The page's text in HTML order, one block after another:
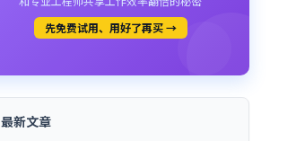
先免费试用、用好了再买 →
最新文章